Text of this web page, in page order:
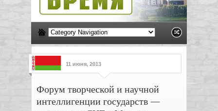
11 июня, 2013
Форум творческой и научной
интеллигенции государств —